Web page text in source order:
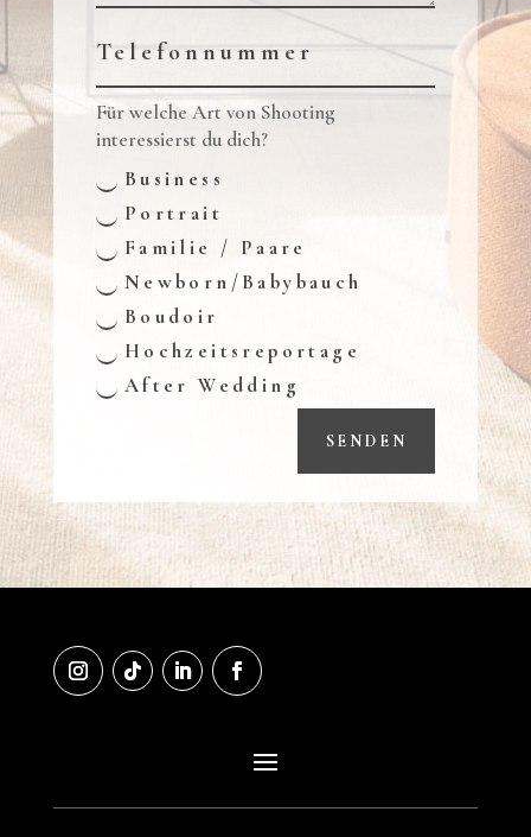
Für welche Art von Shooting
interessierst du dich?
Business
Portrait
Familie / Paare
Newborn/Babybauch
Boudoir
Hochzeitsreportage
After Wedding
SENDEN